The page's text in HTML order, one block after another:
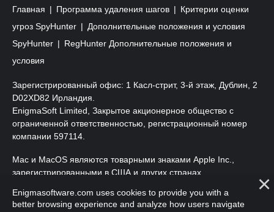
Главная Программа удаления шагов
Критерии оценки
угроз SpyHunter
Дополнительные положения и условия
SpyHunter
RegHunter Дополнительные положения и
условия
Зарегистрированный офис: 1 Касл-стрит, 3-й этаж, Дублин, 2
D02XD82 Ирландия.
EnigmaSoft Limited, Закрытое акционерное общество с
ограниченной ответственностью, регистрационный номер
компании 597114.
Mac и MacOS являются товарными знаками Apple Inc.,
зарегистрированными в США и других странах.
Copyright 2016-2026. EnigmaSoft Ltd. Все права защищены.
Enigmasoftware.com uses cookies to provide you with a
better browsing experience and analyze how users navigate